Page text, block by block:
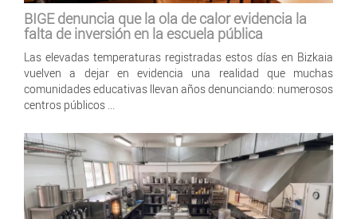
BIGE denuncia que la ola de calor evidencia la
falta de inversión en la escuela pública
Las elevadas temperaturas registradas estos días en Bizkaia
vuelven a dejar en evidencia una realidad que muchas
comunidades educativas llevan años denunciando: numerosos
centros públicos ...